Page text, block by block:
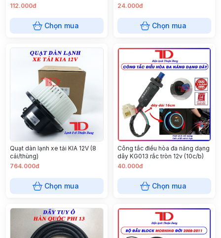
112.000đ
Chọn mua
24.000đ
Chọn mua
Quạt dàn lạnh xe tải KIA 12V (8
cái/thùng)
764.000đ
Chọn mua
Công tắc điều hòa đa năng dạng
dây KG013 rắc tròn 12v (10c/b)
40.000đ
Chọn mua